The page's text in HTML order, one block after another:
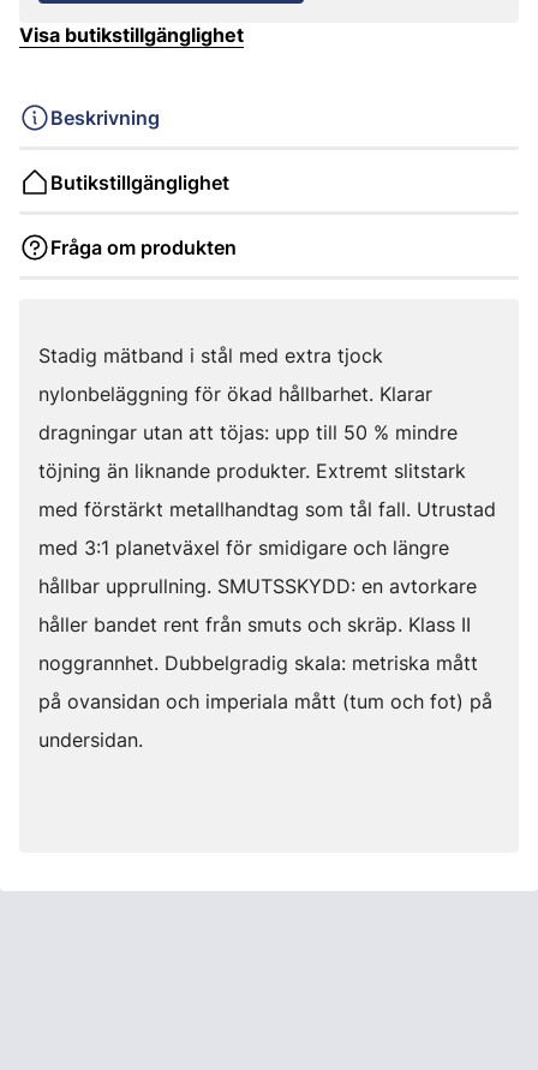
Visa butikstillgänglighet
Beskrivning
Butikstillgänglighet
Fråga om produkten
Stadig mätband i stål med extra tjock
nylonbeläggning för ökad hållbarhet. Klarar
dragningar utan att töjas: upp till 50 % mindre
töjning än liknande produkter. Extremt slitstark
med förstärkt metallhandtag som tål fall. Utrustad
med 3:1 planetväxel för smidigare och längre
hållbar upprullning. SMUTSSKYDD: en avtorkare
håller bandet rent från smuts och skräp. Klass II
noggrannhet. Dubbelgradig skala: metriska mått
på ovansidan och imperiala mått (tum och fot) på
undersidan.